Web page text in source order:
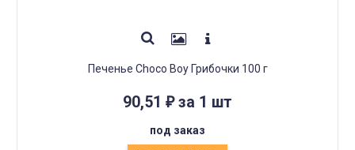
Печенье Choco Boy Грибочки 100 г
90,51 ₽за 1 шт
под заказ